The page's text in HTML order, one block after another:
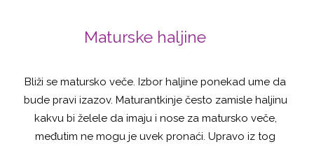
Maturske haljine
Bliži se matursko veče. Izbor haljine ponekad ume da
bude pravi izazov. Maturantkinje često zamisle haljinu
kakvu bi želele da imaju i nose za matursko veče,
međutim ne mogu je uvek pronaći. Upravo iz tog